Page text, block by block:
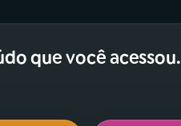
que você acessou.